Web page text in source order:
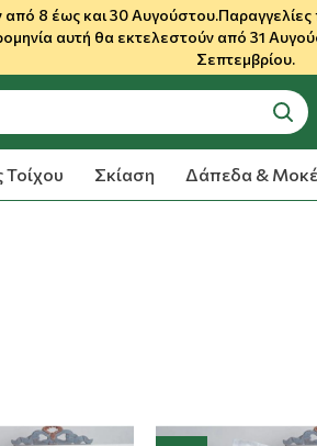
8 έως και 30
αυτή θα εκτελεστούν από 31
Σεπτεμβρίου.
search
Τοίχου Σκίαση Δάπεδα &